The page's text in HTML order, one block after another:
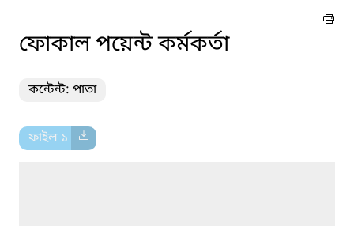
ফোকাল পয়েন্ট কর্মকর্তা
কন্টেন্ট: পাতা
ফাইল ১